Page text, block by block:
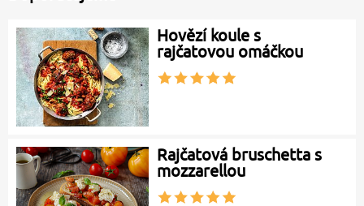
Hovězí koule s
rajčatovou omáčkou
Rajčatová bruschetta s
mozzarellou